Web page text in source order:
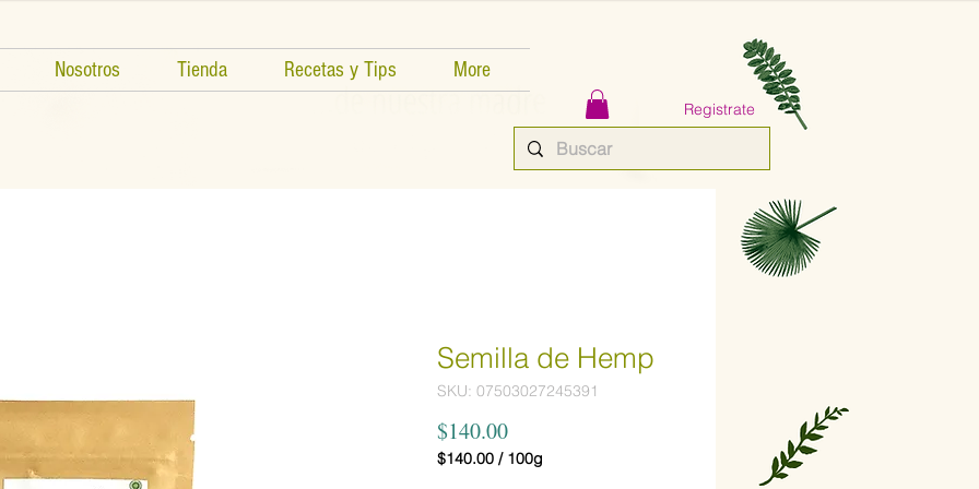
Registrate
Nosotros Tienda Recetas y Tips More
Semilla de Hemp
SKU: 07503027245391
$140.00Precio
$140.00 / 100g